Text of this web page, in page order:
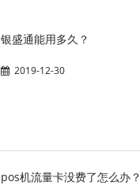
银盛通能用多久？
2019-12-30
pos机流量卡没费了怎么办？